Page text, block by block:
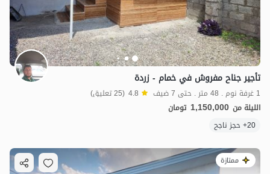
تأجير جناح مفروش في خمام - زردة
1 غرفة نوم . 48 متر . حتى 7 ضيف 4.8 (25 تعليق)
الليلة من 1,150,000 تومان
20+ حجز ناجح
ممتازة